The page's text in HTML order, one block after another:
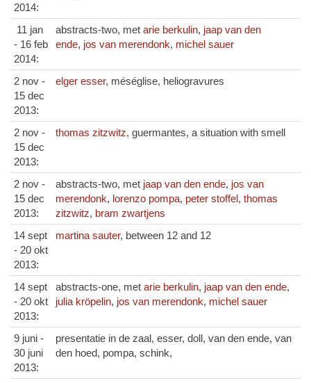
2014:
11 jan
- 16 feb
2014:
abstracts-two, met arie berkulin, jaap van den
ende, jos van merendonk, michel sauer
2 nov -
15 dec
2013:
elger esser, méséglise, heliogravures
2 nov -
15 dec
2013:
thomas zitzwitz, guermantes, a situation with smell
2 nov -
15 dec
2013:
abstracts-two, met jaap van den ende, jos van
merendonk, lorenzo pompa, peter stoffel, thomas
zitzwitz, bram zwartjens
14 sept
- 20 okt
2013:
martina sauter, between 12 and 12
14 sept
- 20 okt
2013:
abstracts-one, met arie berkulin, jaap van den ende,
julia kröpelin, jos van merendonk, michel sauer
9 juni -
30 juni
2013:
presentatie in de zaal, esser, doll, van den ende, van
den hoed, pompa, schink,